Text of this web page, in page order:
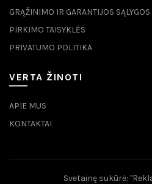
GRĄŽINIMO IR GARANTIJOS SĄLYGOS
PIRKIMO TAISYKLĖS
PRIVATUMO POLITIKA
VERTA ŽINOTI
APIE MUS
KONTAKTAI
Svetainę sukūrė: